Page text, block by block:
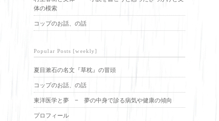
体の模索
コップのお話、の話
Popular Posts [weekly]
夏目漱石の名文『草枕』の冒頭
コップのお話、の話
東洋医学と夢 − 夢の中身で診る病気や健康の傾向
プロフィール